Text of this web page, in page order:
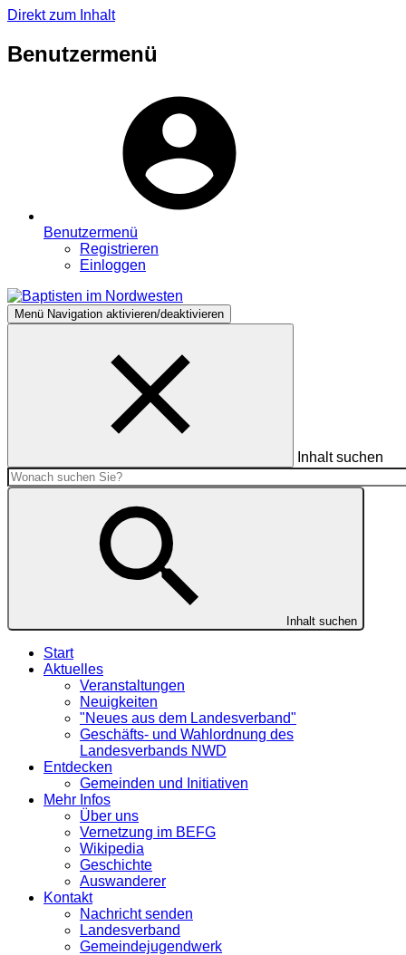
Direkt zum Inhalt
Benutzermenü
Benutzermenü
Registrieren
Einloggen
Menü Navigation aktivieren/deaktivieren
Inhalt suchen
Inhalt suchen
Start
Aktuelles
Veranstaltungen
Neuigkeiten
"Neues aus dem Landesverband"
Geschäfts- und Wahlordnung des
Landesverbands NWD
Entdecken
Gemeinden und Initiativen
Mehr Infos
Über uns
Vernetzung im BEFG
Wikipedia
Geschichte
Auswanderer
Kontakt
Nachricht senden
Landesverband
Gemeindejugendwerk